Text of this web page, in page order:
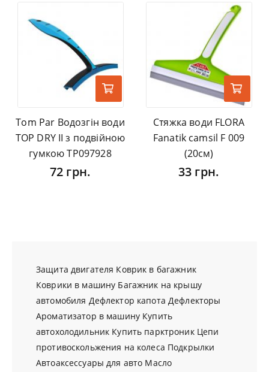
Tom Par Водозгін води
TOP DRY II з подвійною
гумкою TP097928
72 грн.
Стяжка води FLORA
Fanatik camsil F 009
(20см)
33 грн.
Защита двигателя Коврик в багажник
Коврики в машину Багажник на крышу
автомобиля Дефлектор капота Дефлекторы
Ароматизатор в машину Купить
автохолодильник Купить парктроник Цепи
противоскольжения на колеса Подкрылки
Автоаксессуары для авто Масло